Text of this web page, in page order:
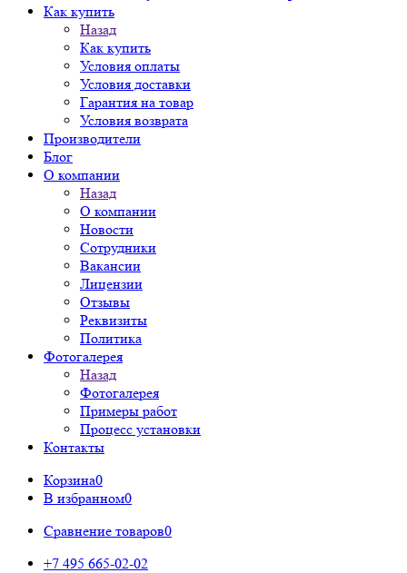
Как купить
Назад
Как купить
Условия оплаты
Условия доставки
Гарантия на товар
Условия возврата
Производители
Блог
О компании
Назад
О компании
Новости
Сотрудники
Вакансии
Лицензии
Отзывы
Реквизиты
Политика
Фотогалерея
Назад
Фотогалерея
Примеры работ
Процесс установки
Контакты
Корзина0
В избранном0
Сравнение товаров0
+7 495 665-02-02